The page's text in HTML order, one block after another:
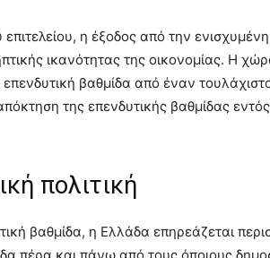
η έξοδος από την
ικανότητας της οικονομίας. Η
επενδυτική βαθμίδα από έναν
της επενδυτικής βαθμίδας
πολιτική
βαθμίδα, η Ελλάδα επηρεάζεται